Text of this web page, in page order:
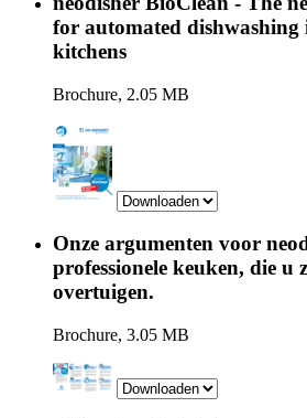
for automated dishwashing
kitchens
Brochure, 2.05 MB
Onze argumenten voor
professionele keuken, die u
overtuigen.
Brochure, 3.05 MB